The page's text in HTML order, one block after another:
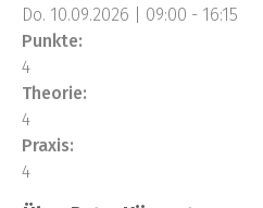
Do. 10.09.2026 | 09:00 - 16:15
Punkte:
4
Theorie:
4
Praxis:
4